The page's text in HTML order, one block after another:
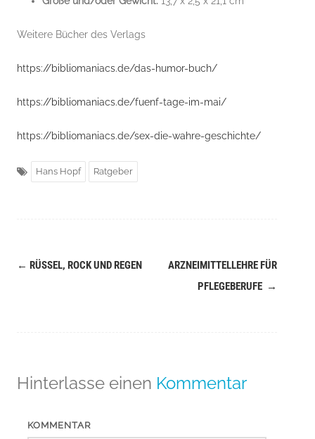
Weitere Bücher des Verlags
https://bibliomaniacs.de/das-humor-buch/
https://bibliomaniacs.de/fuenf-tage-im-mai/
https://bibliomaniacs.de/sex-die-wahre-geschichte/
Hans Hopf Ratgeber
← RÜSSEL, ROCK UND REGEN
ARZNEIMITTELLEHRE FÜR
PFLEGEBERUFE →
Hinterlasse einen Kommentar
KOMMENTAR